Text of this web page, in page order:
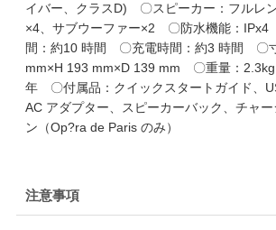
イバー、クラスD) 〇スピーカー：フルレ
×4、サブウーファー×2 〇防水機能：
間：約10 時間 〇充電時間：約3 時間 〇
mm×H 193 mm×D 139 mm 〇重量：
年 〇付属品：クイックスタートガイド、
AC アダプター、スピーカーバック、チャー
ン（Op?ra de Paris のみ）
注意事項